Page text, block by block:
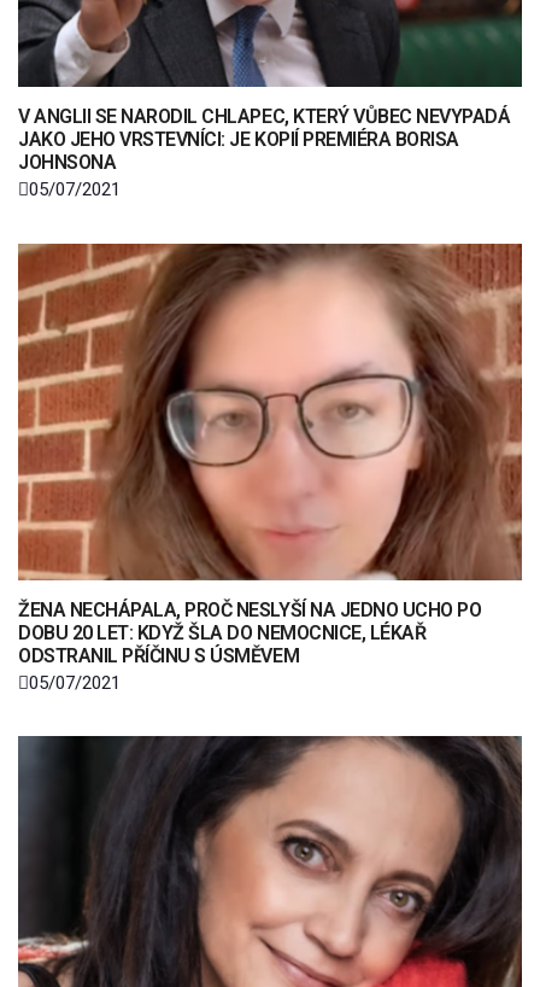
V ANGLII SE NARODIL CHLAPEC, KTERÝ VŮBEC NEVYPADÁ
JAKO JEHO VRSTEVNÍCI: JE KOPIÍ PREMIÉRA BORISA
JOHNSONA
05/07/2021
ŽENA NECHÁPALA, PROČ NESLYŠÍ NA JEDNO UCHO PO
DOBU 20 LET: KDYŽ ŠLA DO NEMOCNICE, LÉKAŘ
ODSTRANIL PŘÍČINU S ÚSMĚVEM
05/07/2021